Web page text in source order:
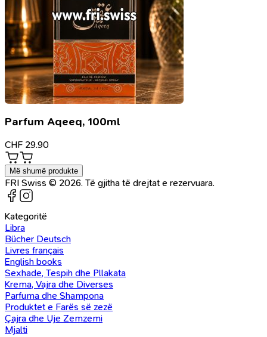
Parfum Aqeeq, 100ml
CHF 29.90
Më shumë produkte
FRI Swiss © 2026. Të gjitha të drejtat e rezervuara.
Kategoritë
Libra
Bücher Deutsch
Livres français
English books
Sexhade, Tespih dhe Pllakata
Krema, Vajra dhe Diverses
Parfuma dhe Shampona
Produktet e Farës së zezë
Çajra dhe Uje Zemzemi
Mjalti